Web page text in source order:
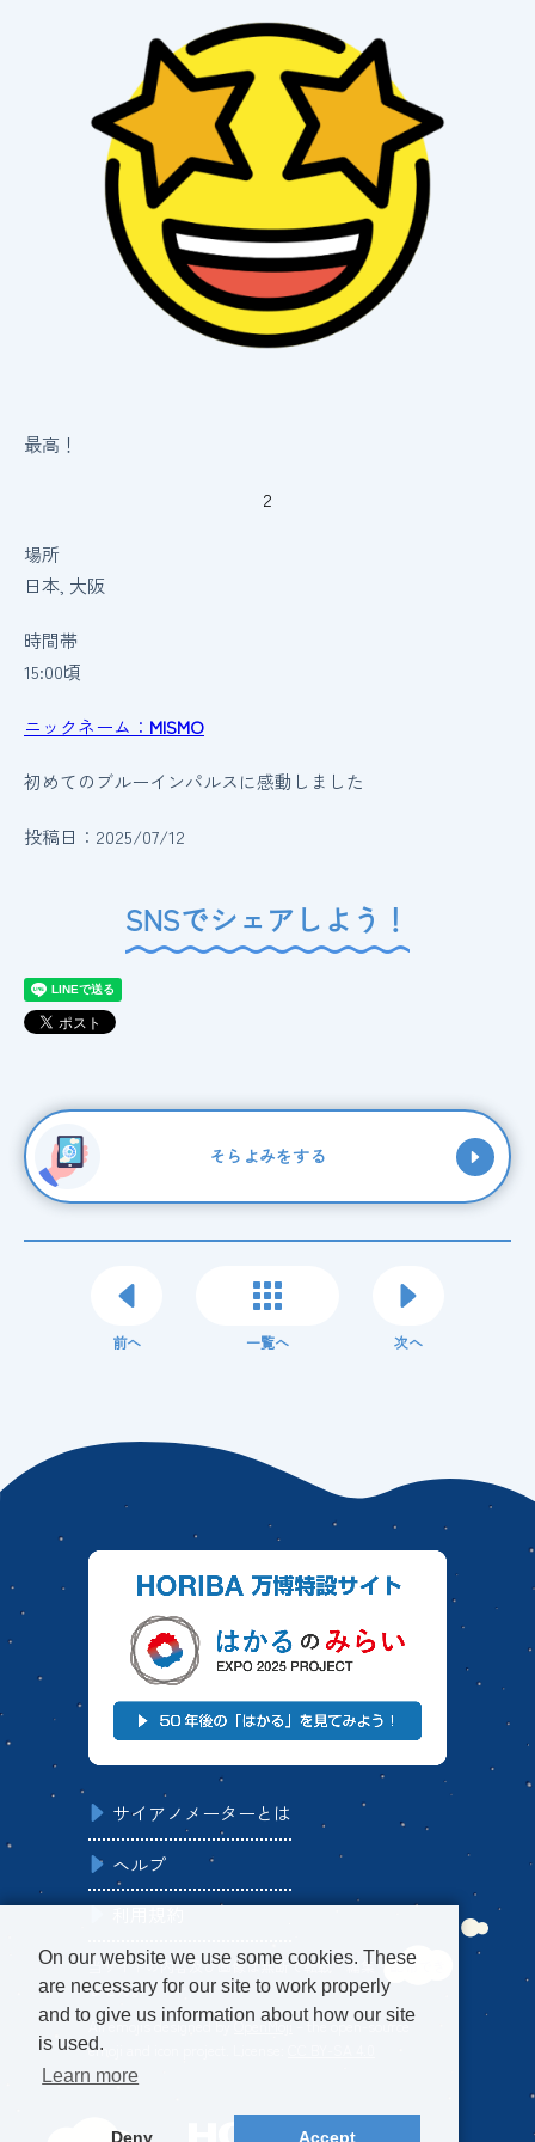
最高！
2
場所
日本, 大阪
時間帯
15:00頃
ニックネーム： MISMO
初めてのブルーインパルスに感動しました
投稿日：2025/07/12
SNSでシェアしよう！
そらよみをする
前へ 一覧へ 次へ
サイアノメーターとは
ヘルプ
当サイトの内容及び画像は無断で転載・編集・配布でき
ません。
All emojis designed byOpenMoji– the open-source
emoji and icon project. License:
On our website we use some cookies. These
are necessary for our site to work properly
and to give us information about how our site
is used.
Learn more
Deny Accept